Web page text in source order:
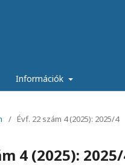
Információk
/ Évf. 22 szám 4 (2025): 2025/4
4 (2025):